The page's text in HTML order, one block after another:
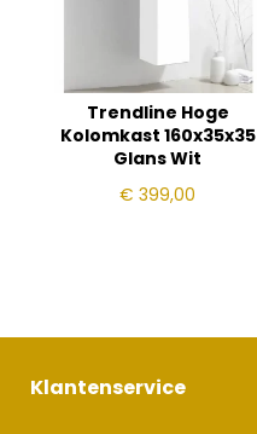
Trendline Hoge
Kolomkast 160x35x35
Glans Wit
€ 399,00
Klantenservice